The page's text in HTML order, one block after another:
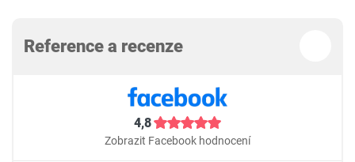
Reference a recenze
4,8
Zobrazit Facebook hodnocení